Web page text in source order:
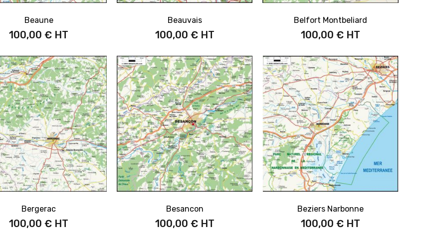
Beaune
100,00 €
Beauvais
100,00 €
Belfort Montbeliard
100,00 €
Bergerac
100,00 €
Besancon
100,00 €
Beziers Narbonne
100,00 €